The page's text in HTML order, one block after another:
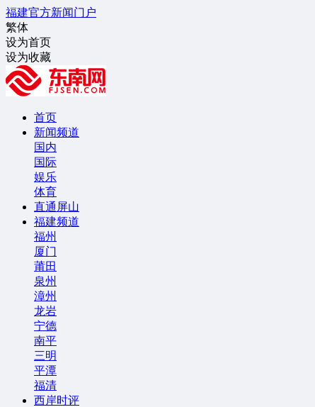
福建官方新闻门户
繁体
设为首页
设为收藏
首页
新闻频道
国内
国际
娱乐
体育
直通屏山
福建频道
福州
厦门
莆田
泉州
漳州
龙岩
宁德
南平
三明
平潭
福清
西岸时评